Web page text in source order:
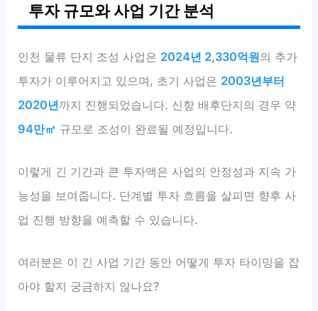
투자 규모와 사업 기간 분석
인천 물류 단지 조성 사업은 2024년 2,330억원의 추가
투자가 이루어지고 있으며, 초기 사업은 2003년부터
2020년까지 진행되었습니다. 신항 배후단지의 경우 약
94만㎡ 규모로 조성이 완료될 예정입니다.
이렇게 긴 기간과 큰 투자액은 사업의 안정성과 지속 가
능성을 보여줍니다. 단계별 투자 흐름을 살피면 향후 사
업 진행 방향을 예측할 수 있습니다.
여러분은 이 긴 사업 기간 동안 어떻게 투자 타이밍을 잡
아야 할지 궁금하지 않나요?